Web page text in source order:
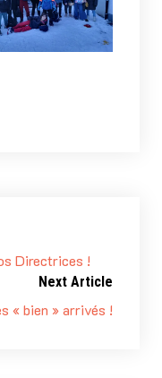
Directrices !
Next Article
« bien » arrivés !